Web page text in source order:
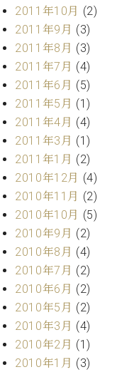
2011年10月 (2)
2011年9月 (3)
2011年8月 (3)
2011年7月 (4)
2011年6月 (5)
2011年5月 (1)
2011年4月 (4)
2011年3月 (1)
2011年1月 (2)
2010年12月 (4)
2010年11月 (2)
2010年10月 (5)
2010年9月 (2)
2010年8月 (4)
2010年7月 (2)
2010年6月 (2)
2010年5月 (2)
2010年3月 (4)
2010年2月 (1)
2010年1月 (3)